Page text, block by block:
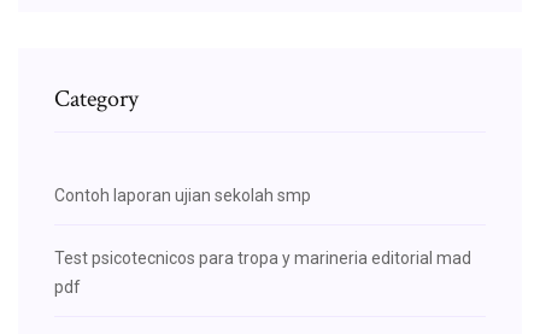
Category
Contoh laporan ujian sekolah smp
Test psicotecnicos para tropa y marineria editorial mad
pdf